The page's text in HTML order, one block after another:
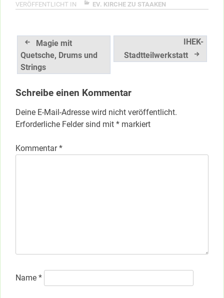
VERÖFFENTLICHT IN EV. KIRCHE ZU STAAKEN
Beitragsnavigation
Magie mit
Quetsche, Drums und
Strings
IHEK-
Stadtteilwerkstatt
Schreibe einen Kommentar
Deine E-Mail-Adresse wird nicht veröffentlicht.
Erforderliche Felder sind mit * markiert
Kommentar*
Name *